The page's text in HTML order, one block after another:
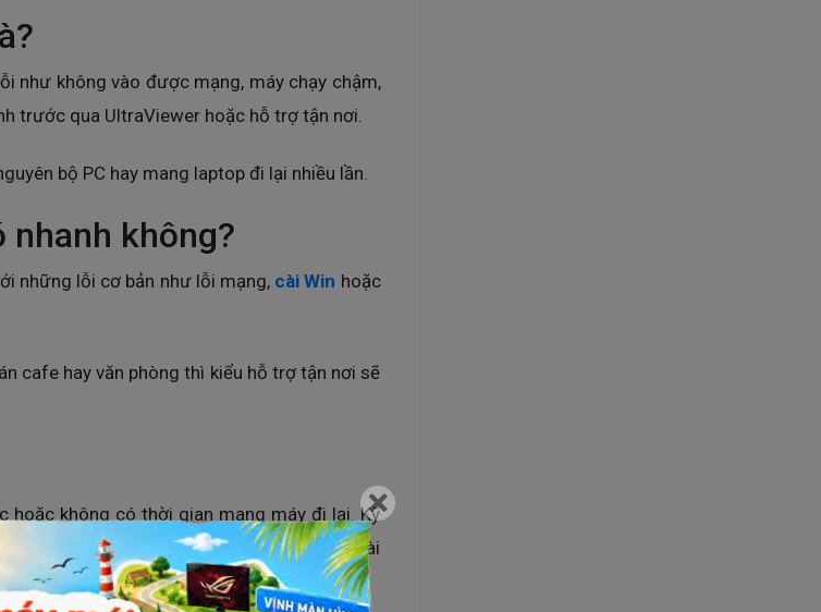
như không vào được mạng, máy chạy chậm,
trước qua UltraViewer hoặc hỗ trợ tận nơi.
bộ PC hay mang laptop đi lại nhiều lần.
nhanh không?
những lỗi cơ bản như lỗi mạng, cài Win hoặc
cafe hay văn phòng thì kiểu hỗ trợ tận nơi sẽ
hoặc không có thời gian mang máy đi lại. Kỹ
cơ bản như lỗi mạng, lỗi phần mềm hoặc cài